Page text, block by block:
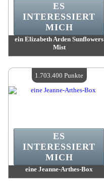
ein Elizabeth Arden Sunflowers
Mist
Verfügbare Menge:4
ES
INTERESSIERT
MICH
eine Jeanne-Arthes-Box
ES
INTERESSIERT
MICH
1.703.400 Punkte